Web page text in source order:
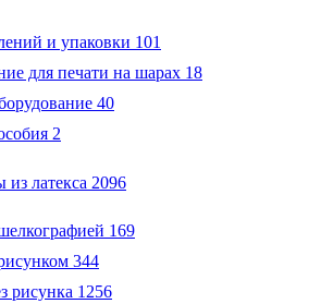
и упаковки 101
для печати на шарах 18
40
2
латекса 2096
169
344
рисунка 1256